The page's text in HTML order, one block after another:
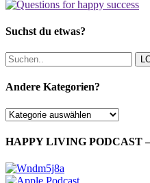
Suchst du etwas?
Andere Kategorien?
Andere
HAPPY LIVING PODCAST